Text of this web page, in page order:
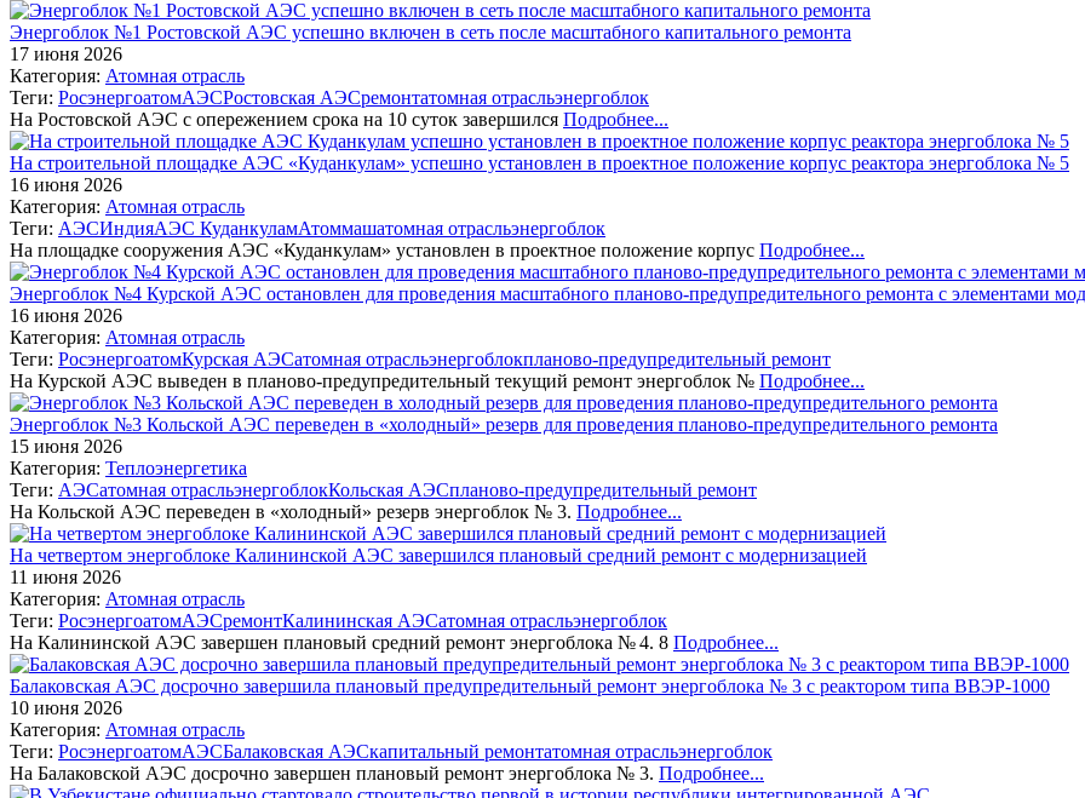
Энергоблок №1 Ростовской АЭС успешно включен в сеть после масштабного капитального ремонта
17 июня 2026
Категория: Атомная отрасль
Теги: РосэнергоатомАЭСРостовская АЭСремонтатомная отрасльэнергоблок
На Ростовской АЭС с опережением срока на 10 суток завершился Подробнее...
На строительной площадке АЭС «Куданкулам» успешно установлен в проектное положение корпус реактора энергоблока № 5
16 июня 2026
Категория: Атомная отрасль
Теги: АЭСИндияАЭС КуданкуламАтоммашатомная отрасльэнергоблок
На площадке сооружения АЭС «Куданкулам» установлен в проектное положение корпус Подробнее...
Энергоблок №4 Курской АЭС остановлен для проведения масштабного планово-предупредительного ремонта с элементами
16 июня 2026
Категория: Атомная отрасль
Теги: РосэнергоатомКурская АЭСатомная отрасльэнергоблокпланово-предупредительный ремонт
На Курской АЭС выведен в планово-предупредительный текущий ремонт энергоблок № Подробнее...
Энергоблок №3 Кольской АЭС переведен в «холодный» резерв для проведения планово-предупредительного ремонта
15 июня 2026
Категория: Теплоэнергетика
Теги: АЭСатомная отрасльэнергоблокКольская АЭСпланово-предупредительный ремонт
На Кольской АЭС переведен в «холодный» резерв энергоблок № 3. Подробнее...
На четвертом энергоблоке Калининской АЭС завершился плановый средний ремонт с модернизацией
11 июня 2026
Категория: Атомная отрасль
Теги: РосэнергоатомАЭСремонтКалининская АЭСатомная отрасльэнергоблок
На Калининской АЭС завершен плановый средний ремонт энергоблока № 4. 8 Подробнее...
Балаковская АЭС досрочно завершила плановый предупредительный ремонт энергоблока № 3 с реактором типа ВВЭР-1000
10 июня 2026
Категория: Атомная отрасль
Теги: РосэнергоатомАЭСБалаковская АЭСкапитальный ремонтатомная отрасльэнергоблок
На Балаковской АЭС досрочно завершен плановый ремонт энергоблока № 3. Подробнее...